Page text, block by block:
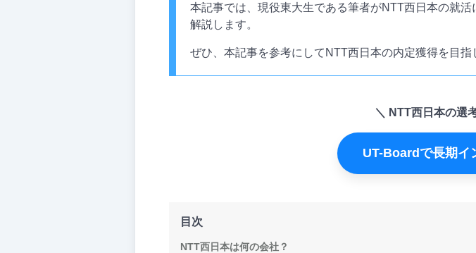
本記事では、現役東大生である筆者がNTT西日本の就
解説します。
ぜひ、本記事を参考にしてNTT西日本の内定獲得を目指
NTT西日本の選
UT-Boardで長期イ
目次
NTT西日本は何の会社？